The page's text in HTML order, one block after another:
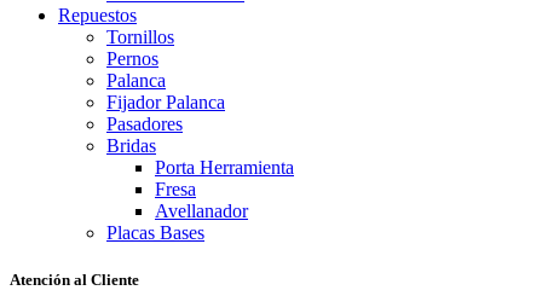
Repuestos
Tornillos
Pernos
Palanca
Fijador Palanca
Pasadores
Bridas
Porta Herramienta
Fresa
Avellanador
Placas Bases
Atención al Cliente